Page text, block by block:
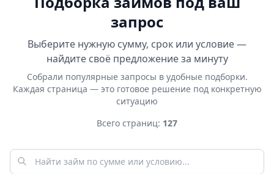
запрос
Выберите нужную сумму, срок или условие —
найдите своё предложение за минуту
Собрали популярные запросы в удобные подборки.
Каждая страница — это готовое решение под конкретную
ситуацию
Всего страниц: 127